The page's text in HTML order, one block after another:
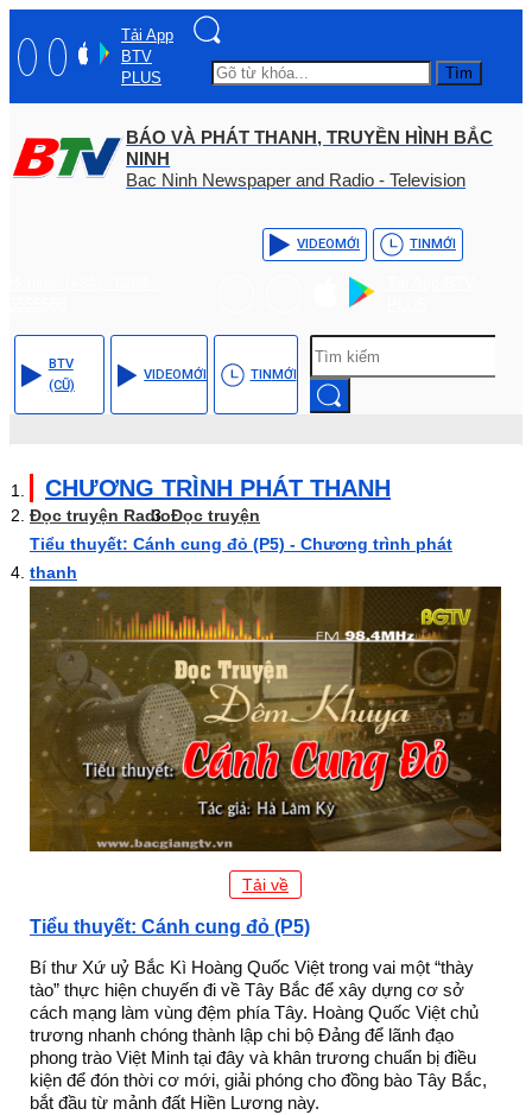
Tải App
BTV
PLUS
Tìm
BÁO VÀ PHÁT THANH, TRUYỀN HÌNH BẮC
NINH
Bac Ninh Newspaper and Radio - Television
VIDEOMỚI TINMỚI
BTV
(CŨ)
VIDEOMỚI TINMỚI
CHƯƠNG TRÌNH PHÁT THANH
Đọc truyện RadioĐọc truyện
Tiểu thuyết: Cánh cung đỏ (P5) - Chương trình phát
thanh
Tải về
Tiểu thuyết: Cánh cung đỏ (P5)
Bí thư Xứ uỷ Bắc Kì Hoàng Quốc Việt trong vai một “thày
tào” thực hiện chuyến đi về Tây Bắc để xây dựng cơ sở
cách mạng làm vùng đệm phía Tây. Hoàng Quốc Việt chủ
trương nhanh chóng thành lập chi bộ Đảng để lãnh đạo
phong trào Việt Minh tại đây và khân trương chuẩn bị điều
kiện để đón thời cơ mới, giải phóng cho đồng bào Tây Bắc,
bắt đầu từ mảnh đất Hiền Lương này.